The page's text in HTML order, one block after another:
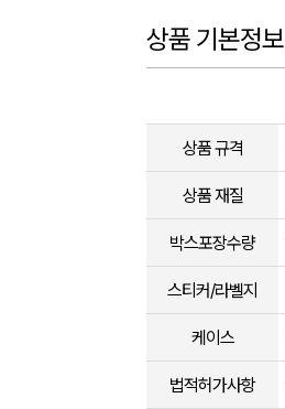
상품 기본정보
상품 규격
상품 재질
박스포장수량
스티커/라벨지
케이스
법적허가사항